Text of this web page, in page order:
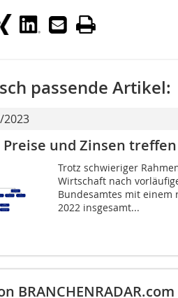
passende Artikel:
2023
Preise und Zinsen
Trotz schwieriger
Wirtschaft nach
Bundesamtes mit einem
2022 insgesamt...